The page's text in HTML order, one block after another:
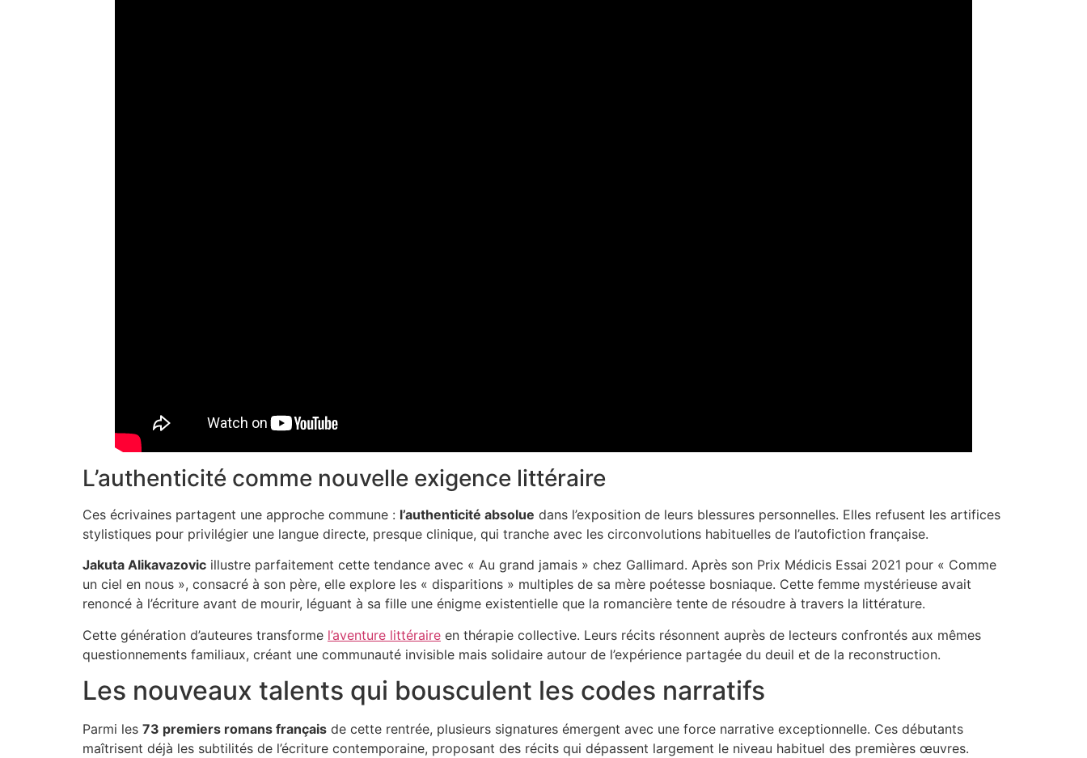
L’authenticité comme nouvelle exigence littéraire
Ces écrivaines partagent une approche commune : l’authenticité absolue dans l’exposition de leurs blessures personnelles. Elles refusent les artifices
stylistiques pour privilégier une langue directe, presque clinique, qui tranche avec les circonvolutions habituelles de l’autofiction française.
Jakuta Alikavazovic illustre parfaitement cette tendance avec « Au grand jamais » chez Gallimard. Après son Prix Médicis Essai 2021 pour « Comme
un ciel en nous », consacré à son père, elle explore les « disparitions » multiples de sa mère poétesse bosniaque. Cette femme mystérieuse avait
renoncé à l’écriture avant de mourir, léguant à sa fille une énigme existentielle que la romancière tente de résoudre à travers la littérature.
Cette génération d’auteures transforme l’aventure littéraire en thérapie collective. Leurs récits résonnent auprès de lecteurs confrontés aux mêmes
questionnements familiaux, créant une communauté invisible mais solidaire autour de l’expérience partagée du deuil et de la reconstruction.
Les nouveaux talents qui bousculent les codes narratifs
Parmi les 73 premiers romans français de cette rentrée, plusieurs signatures émergent avec une force narrative exceptionnelle. Ces débutants
maîtrisent déjà les subtilités de l’écriture contemporaine, proposant des récits qui dépassent largement le niveau habituel des premières œuvres.